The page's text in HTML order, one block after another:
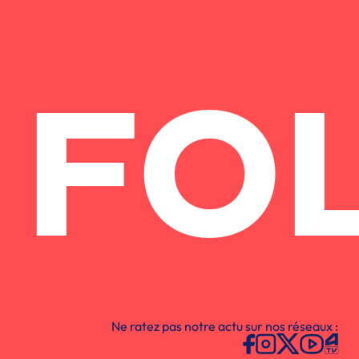
Ne ratez pas notre actu sur nos réseaux :